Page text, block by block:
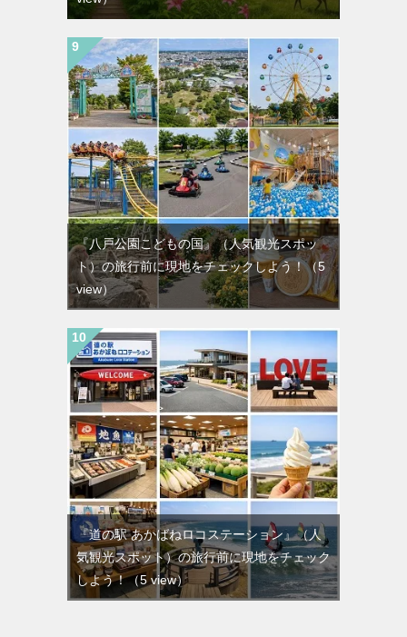
『八戸公園こどもの国』（人気観光スポッ
ト）の旅行前に現地をチェックしよう！（5
view）
『道の駅 あかばねロコステーション』（人
気観光スポット）の旅行前に現地をチェック
しよう！（5 view）